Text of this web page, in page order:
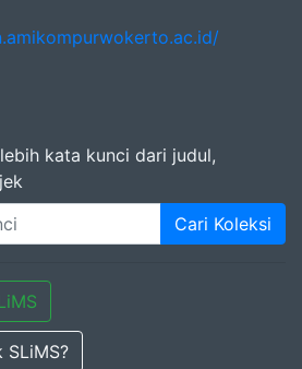
kata kunci dari judul,
Cari Koleksi
SLiMS?